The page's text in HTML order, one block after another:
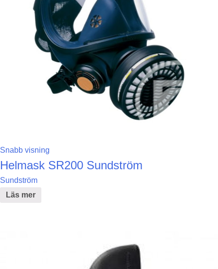
Snabb visning
Helmask SR200 Sundström
Sundström
Läs mer